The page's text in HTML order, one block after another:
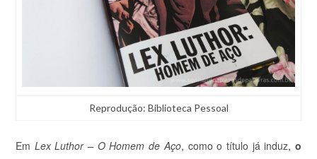
Reprodução: Biblioteca Pessoal
Em Lex Luthor – O Homem de Aço, como o título já induz,o